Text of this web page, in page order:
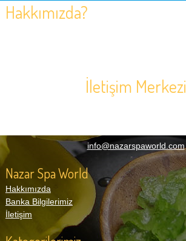
Hakkımızda?
İletişim Merkezi
info@nazarspaworld.com
Nazar Spa World
Hakkımızda
Banka Bilgilerimiz
İletişim